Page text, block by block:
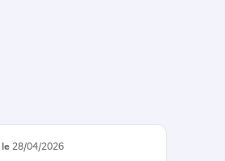
28/04/2026